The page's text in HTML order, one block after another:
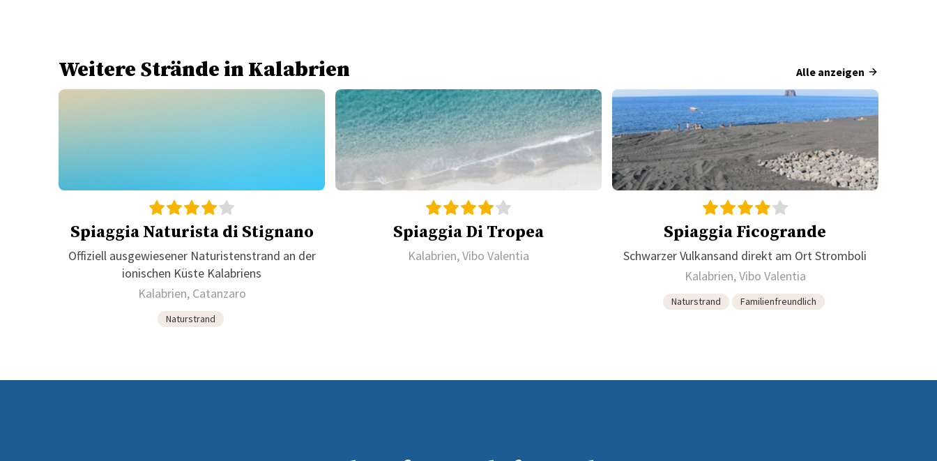
Weitere Strände in Kalabrien Alle anzeigen
Spiaggia Naturista di Stignano
Offiziell ausgewiesener Naturistenstrand an der
ionischen Küste Kalabriens
Kalabrien, Catanzaro
Naturstrand
Spiaggia Di Tropea
Kalabrien, Vibo Valentia
Spiaggia Ficogrande
Schwarzer Vulkansand direkt am Ort Stromboli
Kalabrien, Vibo Valentia
Naturstrand Familienfreundlich